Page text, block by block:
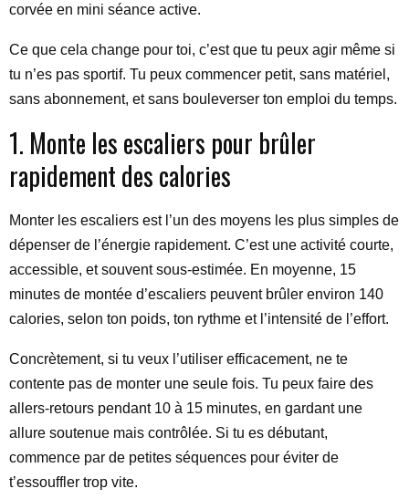
corvée en mini séance active.
Ce que cela change pour toi, c’est que tu peux agir même si
tu n’es pas sportif. Tu peux commencer petit, sans matériel,
sans abonnement, et sans bouleverser ton emploi du temps.
1. Monte les escaliers pour brûler
rapidement des calories
Monter les escaliers est l’un des moyens les plus simples de
dépenser de l’énergie rapidement. C’est une activité courte,
accessible, et souvent sous-estimée. En moyenne, 15
minutes de montée d’escaliers peuvent brûler environ 140
calories, selon ton poids, ton rythme et l’intensité de l’effort.
Concrètement, si tu veux l’utiliser efficacement, ne te
contente pas de monter une seule fois. Tu peux faire des
allers-retours pendant 10 à 15 minutes, en gardant une
allure soutenue mais contrôlée. Si tu es débutant,
commence par de petites séquences pour éviter de
t’essouffler trop vite.